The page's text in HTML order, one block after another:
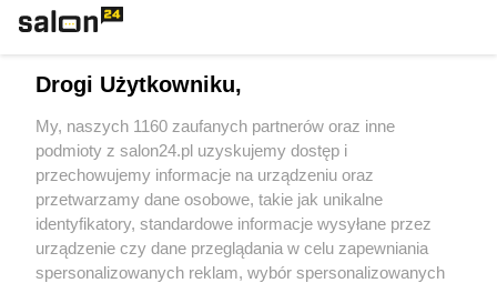
Sport
Społeczeństwo
Kultura
Drogi Użytkowniku,
My, naszych 1160 zaufanych partnerów oraz inne
podmioty z salon24.pl uzyskujemy dostęp i
przechowujemy informacje na urządzeniu oraz
przetwarzamy dane osobowe, takie jak unikalne
identyfikatory, standardowe informacje wysyłane przez
urządzenie czy dane przeglądania w celu zapewniania
spersonalizowanych reklam, wybór spersonalizowanych